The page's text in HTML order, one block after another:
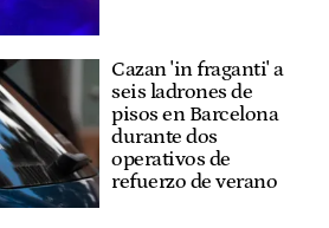
Cazan 'in fraganti' a
seis ladrones de
pisos en Barcelona
durante dos
operativos de
refuerzo de verano